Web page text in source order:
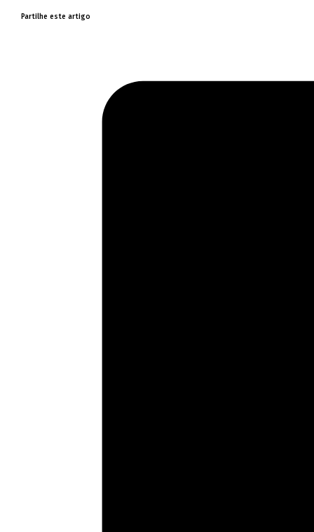
Partilhe este artigo